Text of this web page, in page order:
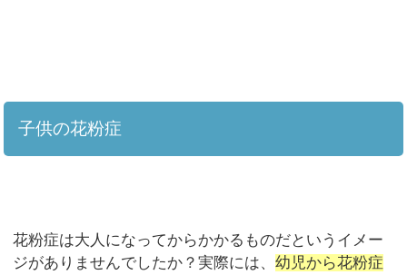
子供の花粉症
花粉症は大人になってからかかるものだというイメー
ジがありませんでしたか？実際には、幼児から花粉症